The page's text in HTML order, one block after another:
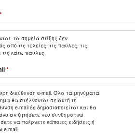
*
τα σημεία στίξης δεν
από τις τελείες, τις παύλες, τις
κάτω παύλες.
*
διεύθυνση e-mail. Όλα τα μηνύματα
θα στέλνονται σε αυτή τη
e-mail δε δημοσιοποιείται και θα
αν ζητήσετε νέο συνθηματικό
να παίρνετε κάποιες ειδήσεις ή
e-mail.